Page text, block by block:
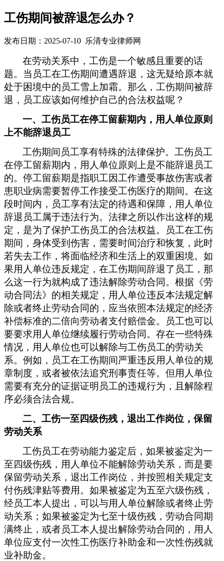
工伤期间被辞退怎么办？
发布日期：2025-07-10 乐清专业律师网
在劳动关系中，工伤是一个敏感且重要的话
题。当员工在工伤期间遭遇辞退，这无疑给原本就
处于困境中的员工雪上加霜。那么，工伤期间被辞
退，员工应该如何维护自己的合法权益呢？
一、工伤员工在停工留薪期内，用人单位原则
上不能辞退员工
工伤期间员工享有特殊的法律保护。工伤员工
在停工留薪期内，用人单位原则上是不能辞退员工
的。停工留薪期是指职工因工作遭受事故伤害或者
患职业病需要暂停工作接受工伤医疗的期间。在这
段时间内，员工享有法定的待遇和保障，用人单位
辞退员工属于违法行为。法律之所以作出这样的规
定，是为了保护工伤员工的合法权益。员工在工伤
期间，身体受到伤害，需要时间治疗和恢复，此时
若失去工作，将面临经济和生活上的双重困境。如
果用人单位违反规定，在工伤期间辞退了员工，那
么这一行为就构成了违法解除劳动合同。根据《劳
动合同法》的相关规定，用人单位违反本法规定解
除或者终止劳动合同的，应当依照本法规定的经济
补偿标准的二倍向劳动者支付赔偿金。员工也可以
要要求用人单位继续履行劳动合同。存在一些特殊
情况，用人单位也可以解除与工伤员工的劳动关
系。例如，员工在工伤期间严重违反用人单位的规
章制度，或者被依法追究刑事责任等。但用人单位
需要有充分的证据证明员工的违规行为，且解除程
序必须合法合规。
二、工伤一至四级伤残， 退出工作岗位， 保留
劳动关系
工伤员工在劳动能力鉴定后，如果被鉴定为一
至四级伤残，用人单位不能解除劳动关系，而是要
保留劳动关系，退出工作岗位，并按照相关规定支
付伤残津贴等费用。如果被鉴定为五至六级伤残，
经员工本人提出，可以与用人单位解除或者终止劳
动关系；如果被鉴定为七至十级伤残，劳动合同期
满终止，或者员工本人提出解除劳动合同的，用人
单位应支付一次性工伤医疗补助金和一次性伤残就
业补助金。